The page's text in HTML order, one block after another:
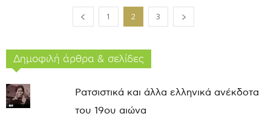
1 2 3
Δημοφιλή άρθρα & σελίδες
Ρατσιστικά και άλλα ελληνικά ανέκδοτα
του 19ου αιώνα